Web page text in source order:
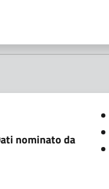
nominato da